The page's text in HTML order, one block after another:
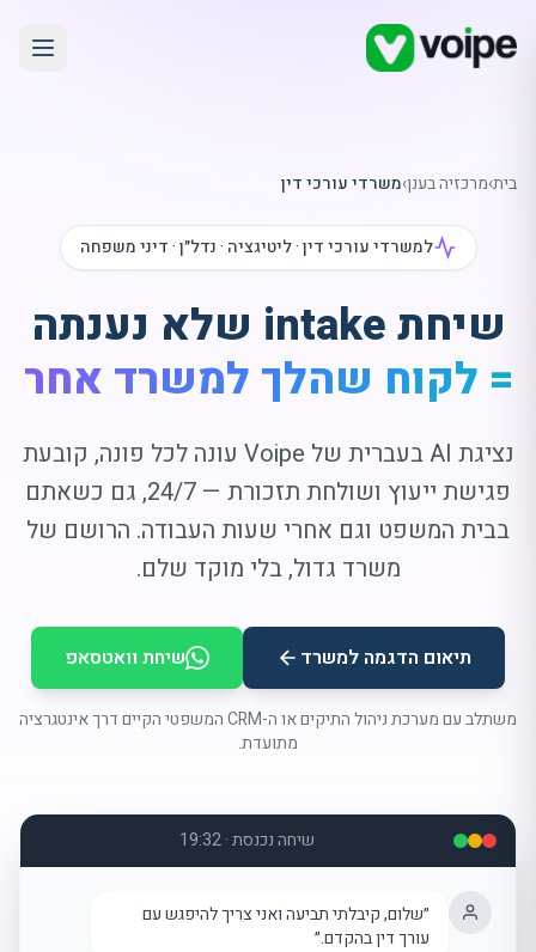
בית›מרכזיה בענן›משרדי עורכי דין
למשרדי עורכי דין · ליטיגציה · נדל״ן · דיני משפחה
שיחתintake שלא נענתה
= לקוח שהלך למשרד אחר
נציגת AI
בעברית של Voipe עונה לכל פונה, קובעת
פגישת ייעוץ ושולחת תזכורת — 24/7, גם כשאתם
בבית המשפט וגם אחרי שעות העבודה. הרושם של
משרד גדול, בלי מוקד שלם.
תיאום הדגמה למשרד שיחת וואטסאפ
משתלב עם מערכת ניהול התיקים או ה-CRMהמשפטי הקיים דרך אינטגרציה
מתועדת.
שיחה נכנסת · 19:32
״שלום, קיבלתי תביעה ואני צריך להיפגש עם
עורך דין בהקדם.״